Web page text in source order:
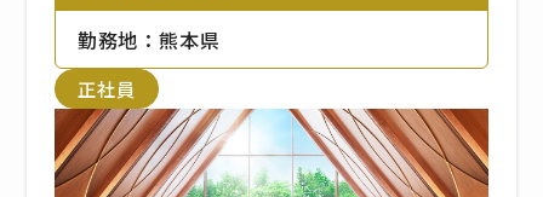
勤務地：熊本県
正社員